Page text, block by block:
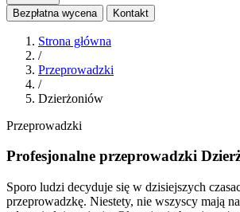
Bezpłatna wycena
Kontakt
Strona główna
/
Przeprowadzki
/
Dzierżoniów
Przeprowadzki
Profesjonalne przeprowadzki
Sporo ludzi decyduje się w dzisiejszych
przeprowadzkę. Niestety, nie wszyscy mają